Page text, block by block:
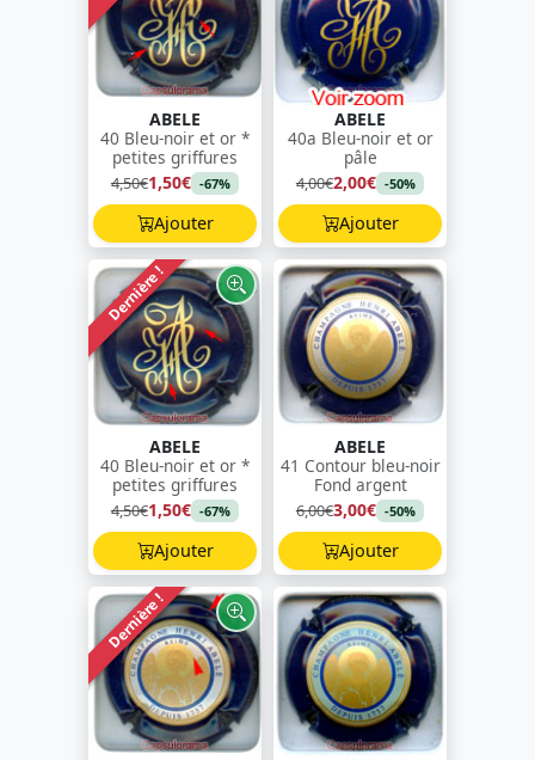
ABELE
40 Bleu-noir et or *
petites griffures
4,50€1,50€ -67%
Ajouter
ABELE
40a Bleu-noir et or
pâle
4,00€2,00€ -50%
Ajouter
Dernière !
ABELE
40 Bleu-noir et or *
petites griffures
4,50€1,50€ -67%
Ajouter
ABELE
41 Contour bleu-noir
Fond argent
6,00€3,00€ -50%
Ajouter
Dernière !